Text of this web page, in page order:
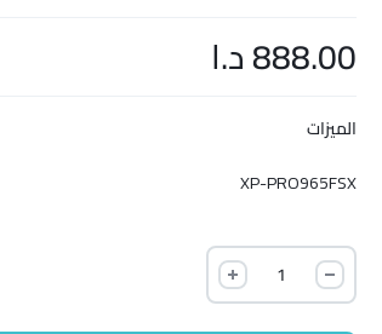
888.00د.ا
الميزات
XP-PRO965FSX